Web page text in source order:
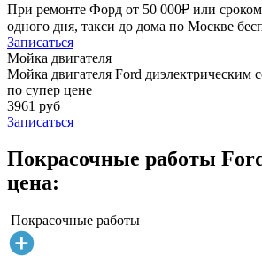
При ремонте Форд от 50 000₽ или
одного дня, такси до дома по Москве
Записаться
Мойка двигателя
Мойка двигателя Ford диэлектрическим
по супер цене
3961 руб
Записаться
Покрасочные работы
цена:
Покрасочные работы